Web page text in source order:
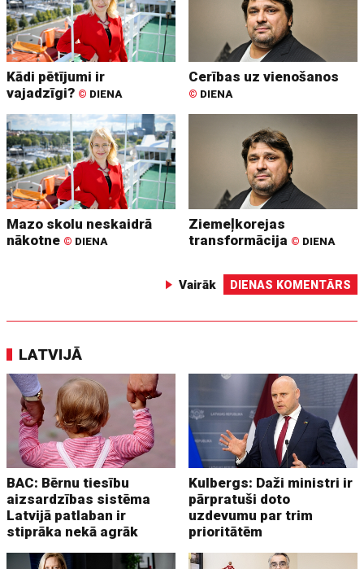
Kādi pētījumi ir
vajadzīgi? © DIENA
Cerības uz vienošanos
© DIENA
Mazo skolu neskaidrā
nākotne © DIENA
Ziemeļkorejas
transformācija © DIENA
Vairāk DIENAS KOMENTĀRS
LATVIJĀ
BAC: Bērnu tiesību
aizsardzības sistēma
Latvijā patlaban ir
stiprāka nekā agrāk
Kulbergs: Daži ministri ir
pārpratuši doto
uzdevumu par trim
prioritātēm